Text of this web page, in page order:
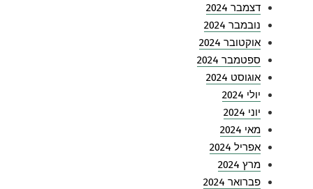
דצמבר 2024
נובמבר 2024
אוקטובר 2024
ספטמבר 2024
אוגוסט 2024
יולי 2024
יוני 2024
מאי 2024
אפריל 2024
מרץ 2024
פברואר 2024